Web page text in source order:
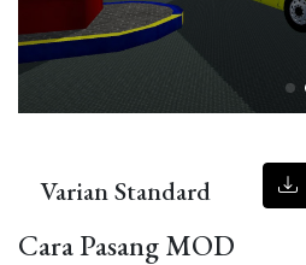
Varian Standard
Cara Pasang MOD